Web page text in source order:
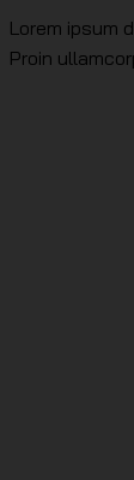
Lorem ipsum
Proin